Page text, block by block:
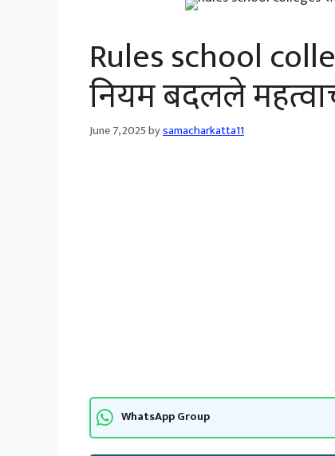
Rules school
नियम बदलले
June 7, 2025bysamacharkatta11
WhatsApp Group